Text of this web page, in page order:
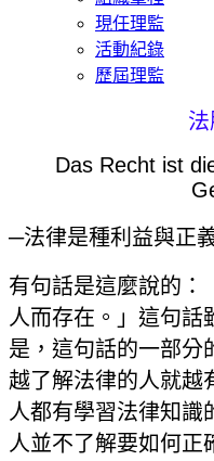
現任理監
活動紀錄
歷屆理監
Das Recht ist
─法律是種利益與正
有句話是這麼說的：
人而存在。」這句話
是，這句話的一部分
越了解法律的人就越
人都有學習法律知識
人並不了解要如何正